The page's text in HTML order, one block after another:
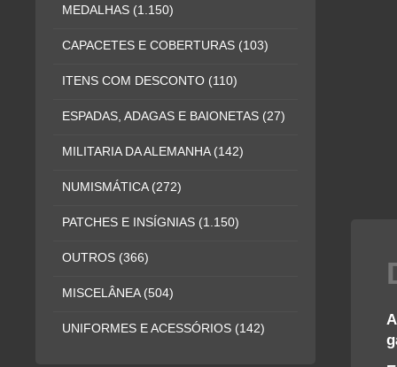
MEDALHAS (1.150)
CAPACETES E COBERTURAS (103)
ITENS COM DESCONTO (110)
ESPADAS, ADAGAS E BAIONETAS (27)
MILITARIA DA ALEMANHA (142)
NUMISMÁTICA (272)
PATCHES E INSÍGNIAS (1.150)
OUTROS (366)
MISCELÂNEA (504)
UNIFORMES E ACESSÓRIOS (142)